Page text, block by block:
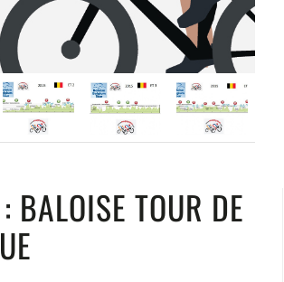
BALOISE TOUR DE